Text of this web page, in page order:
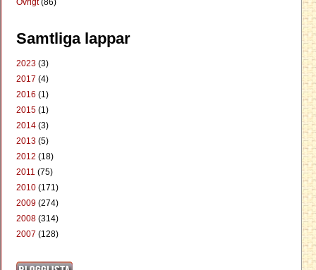
Övrigt(86)
Samtliga lappar
2023 (3)
2017 (4)
2016 (1)
2015 (1)
2014 (3)
2013 (5)
2012 (18)
2011 (75)
2010 (171)
2009 (274)
2008 (314)
2007 (128)